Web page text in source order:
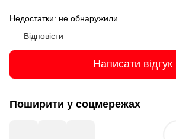
Недостатки: не обнаружили
Відповісти
Написати відгук
Поширити у соцмережах